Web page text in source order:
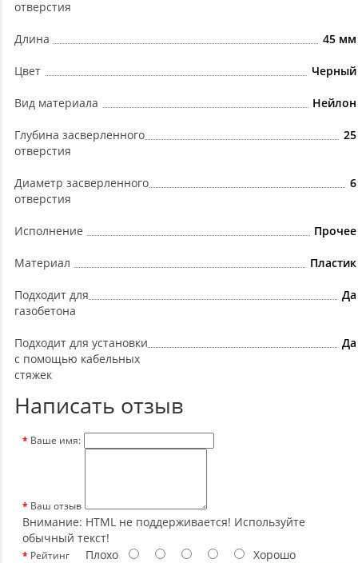
отверстия
Длина 45 мм
Цвет Черный
Вид материала Нейлон
Глубина засверленного
отверстия
25
Диаметр засверленного
отверстия
6
Исполнение Прочее
Материал Пластик
Подходит для
газобетона
Да
Подходит для установки
с помощью кабельных
стяжек
Да
Написать отзыв
Ваше имя:
Ваш отзыв
Внимание: HTML не поддерживается! Используйте
обычный текст!
Рейтинг Плохо Хорошо